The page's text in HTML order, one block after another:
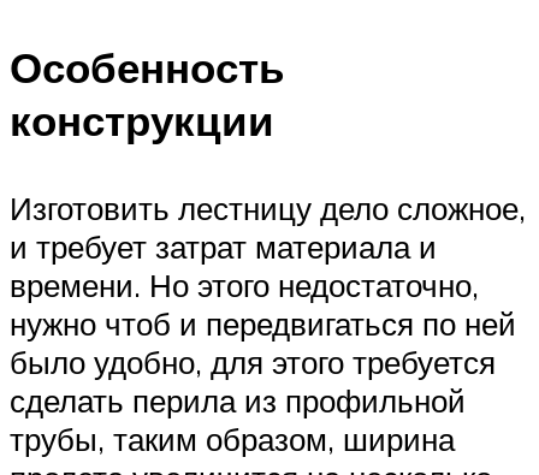
Особенность
конструкции
Изготовить лестницу дело сложное,
и требует затрат материала и
времени. Но этого недостаточно,
нужно чтоб и передвигаться по ней
было удобно, для этого требуется
сделать перила из профильной
трубы, таким образом, ширина